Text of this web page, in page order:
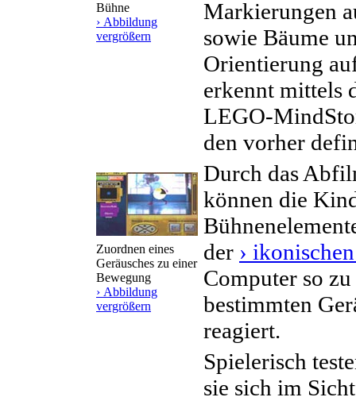
Bühne
› Abbildung
vergrößern
Markierungen
sowie Bäume
Orientierung
erkennt mittels
LEGO-
den vorher
Zuordnen eines
Geräusches zu einer
Bewegung
› Abbildung
vergrößern
Durch das
können die
der ›
Computer so
bestimmten
reagiert.
Spielerisch
sie sich im